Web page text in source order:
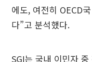
에도, 여전히 OECD
다”고 분석했다.
SGI는 국내 이민자